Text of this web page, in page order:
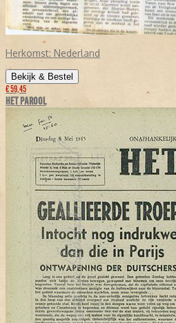
Herkomst: Nederland
Bekijk & Bestel
€ 59,45
HET PAROOL